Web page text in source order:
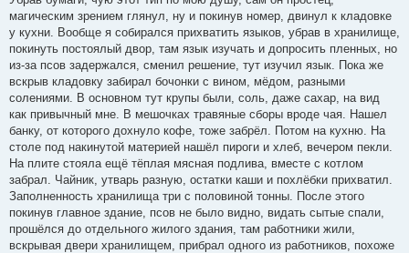
магическим зрением глянул, ну и покинув номер, двинул к кладовке
у кухни. Вообще я собирался прихватить языков, убрав в хранилище,
покинуть постоялый двор, там язык изучать и допросить пленных, но
из-за псов задержался, сменил решение, тут изучил язык. Пока же
вскрыв кладовку забирал бочонки с вином, мёдом, разными
солениями. В основном тут крупы были, соль, даже сахар, на вид
как привычный мне. В мешочках травяные сборы вроде чая. Нашел
банку, от которого дохнуло кофе, тоже забрёл. Потом на кухню. На
столе под накинутой материей нашёл пироги и хлеб, вечером пекли.
На плите стояла ещё тёплая мясная подлива, вместе с котлом
забрал. Чайник, утварь разную, остатки каши и похлёбки прихватил.
Заполненность хранилища три с половиной тонны. После этого
покинув главное здание, псов не было видно, видать сытые спали,
прошёлся до отдельного жилого здания, там работники жили,
вскрывая двери хранилищем, прибрал одного из работников, похоже